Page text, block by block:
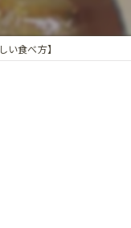
い食べ方】